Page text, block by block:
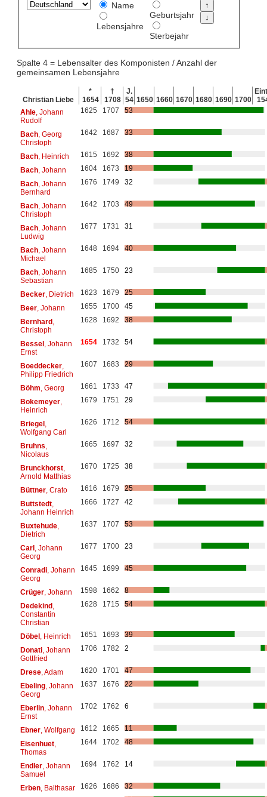
Name
Lebensjahre
Geburtsjahr
Sterbejahr
Spalte 4 = Lebensalter des Komponisten / Anzahl der
gemeinsamen Lebensjahre
Christian Liebe
*
1654
†
1708
J.
54 1650 1660 1670 1680 1690 1700
Ahle, Johann
Rudolf
1625 1707 53
Bach, Georg
Christoph
1642 1687 33
Bach, Heinrich 1615 1692
38
Bach, Johann 1604 1673
19
Bach, Johann
Bernhard
1676 1749 32
Bach, Johann
Christoph
1642 1703 49
Bach, Johann
Ludwig
1677 1731 31
Bach, Johann
Michael
1648 1694 40
Bach, Johann
Sebastian
1685 1750 23
Becker, Dietrich 1623 1679
25
Beer, Johann 1655 1700
45
Bernhard,
Christoph
1628 1692 38
Bessel, Johann
Ernst
1654 1732 54
Boeddecker,
Philipp Friedrich
1607 1683 29
Böhm , Georg 1661 1733
47
Bokemeyer,
Heinrich
1679 1751 29
Briegel,
Wolfgang Carl
1626 1712 54
Bruhns
Nicolaus
1665 1697 32
Brunckhorst,
Arnold Matthias
1670 1725 38
Büttner, Crato 1616 1679
25
Buttstedt,
Johann Heinrich
1666 1727 42
Buxtehude,
Dietrich
1637 1707 53
Carl, Johann
Georg
1677 1700 23
Conradi, Johann
Georg
1645 1699 45
Crüger, Johann 1598 1662
8
Dedekind,
Constantin
Christian
1628 1715 54
Döbel, Heinrich 1651 1693
39
Donati, Johann
Gottfried
1706 1782 2
Drese, Adam 1620 1701
47
Ebeling, Johann
Georg
1637 1676 22
Eberlin, Johann
Ernst
1702 1762 6
Ebner, Wolfgang 1612 1665
11
Eisenhuet,
Thomas
1644 1702 48
Endler, Johann
Samuel
1694 1762 14
Erben, Balthasar 1626 1686
32